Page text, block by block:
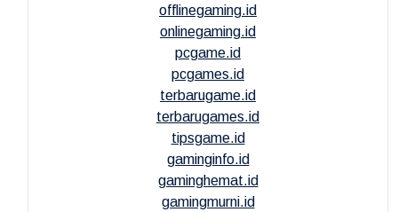
offlinegaming.id
onlinegaming.id
pcgame.id
pcgames.id
terbarugame.id
terbarugames.id
tipsgame.id
gaminginfo.id
gaminghemat.id
gamingmurni.id